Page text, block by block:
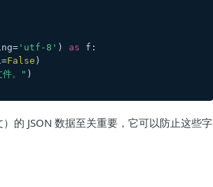
'utf-8' ) as f:
False )
。" )
的 JSON 数据至关重要，它可以防止这些字